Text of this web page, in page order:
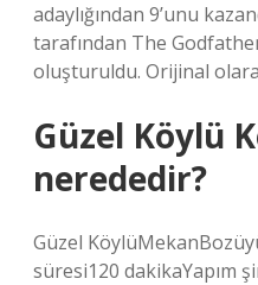
adaylığından 9’unu
tarafından The
oluşturuldu. Orijinal
Güzel Köylü
nerededir?
Güzel
süresi120 dakikaYapım